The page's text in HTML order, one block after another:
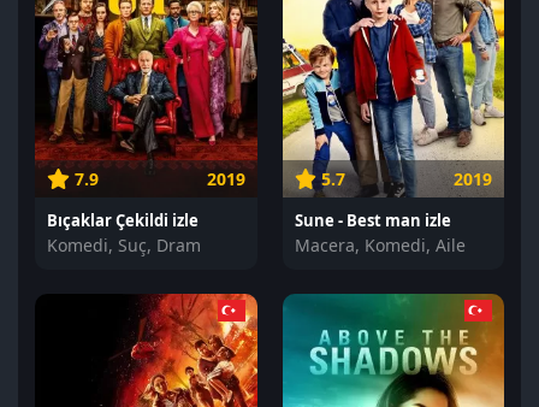
7.9 2019
Bıçaklar Çekildi izle
Komedi, Suç, Dram
5.7 2019
Sune - Best man izle
Macera, Komedi, Aile